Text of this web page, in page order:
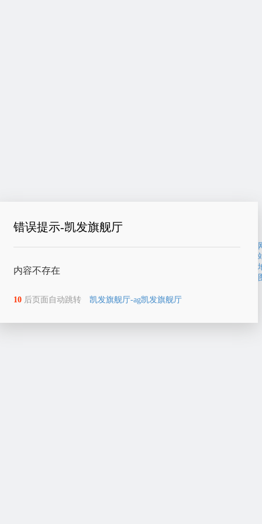
错误提示-凯发旗舰厅
内容不存在
10 后页面自动跳转凯发旗舰厅-ag凯发旗舰厅